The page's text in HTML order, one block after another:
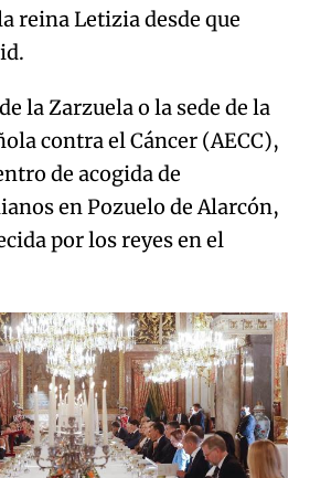
reina Letizia desde que
la Zarzuela o la sede de la
contra el Cáncer (AECC),
de acogida de
en Pozuelo de Alarcón,
por los reyes en el